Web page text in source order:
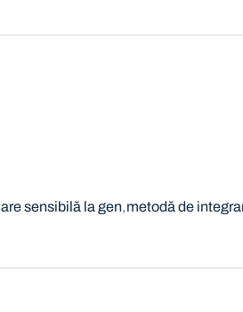
sensibilă la gen metodă de